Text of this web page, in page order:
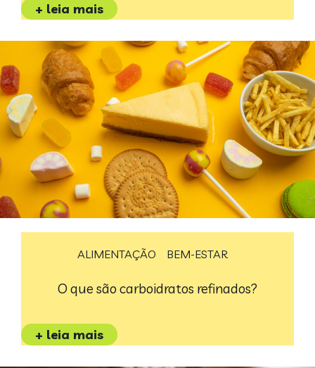
+ leia mais
ALIMENTAÇÃO BEM-ESTAR
O que são carboidratos refinados?
+ leia mais